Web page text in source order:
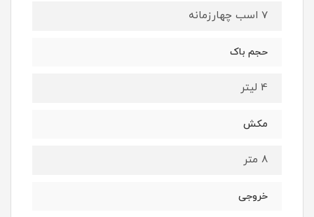
7 اسب چهارزمانه
حجم باک
4 لیتر
مکش
8 متر
خروجی